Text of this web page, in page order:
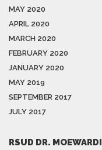
MAY 2020
APRIL 2020
MARCH 2020
FEBRUARY 2020
JANUARY 2020
MAY 2019
SEPTEMBER 2017
JULY 2017
RSUD DR. MOEWARDI